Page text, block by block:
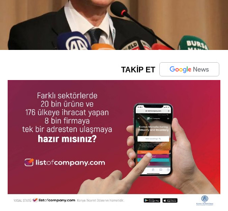
TAKİP ET